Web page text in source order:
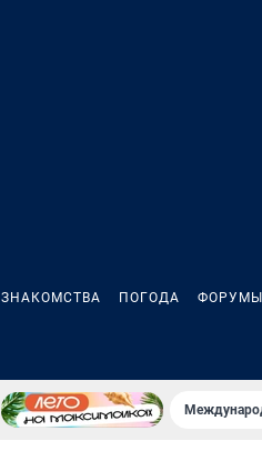
ЗНАКОМСТВА ПОГОДА ФОРУМЫ